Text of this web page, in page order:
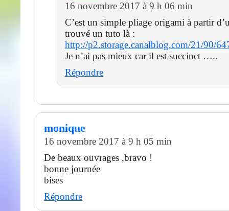
16 novembre 2017 à 9 h 06 min
C’est un simple pliage origami à partir
trouvé un tuto là :
http://p2.storage.canalblog.com/21/90/
Je n’ai pas mieux car il est succinct …..
Répondre
monique
16 novembre 2017 à 9 h 05 min
De beaux ouvrages ,bravo !
bonne journée
bises
Répondre